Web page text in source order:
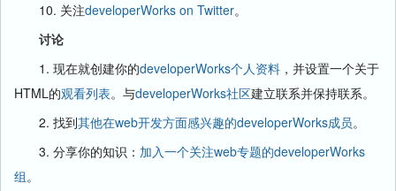
10. 关注developerWorks on Twitter。
讨论
1. 现在就创建你的developerWorks个人资料 ，并设置一个关于
HTML的观看列表。与developerWorks社区建立联系并保持联系。
2. 找到其他在web开发方面感兴趣的developerWorks成员。
3. 分享你的知识： 加入一个关注web专题的developerWorks
组。